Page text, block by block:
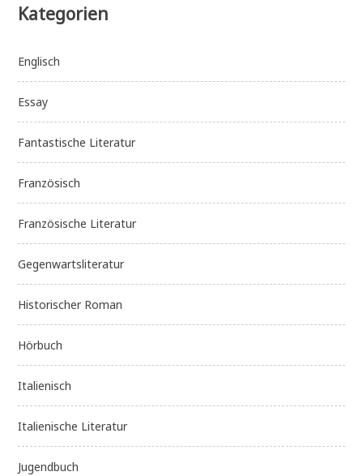
Kategorien
Englisch
Essay
Fantastische Literatur
Französisch
Französische Literatur
Gegenwartsliteratur
Historischer Roman
Hörbuch
Italienisch
Italienische Literatur
Jugendbuch